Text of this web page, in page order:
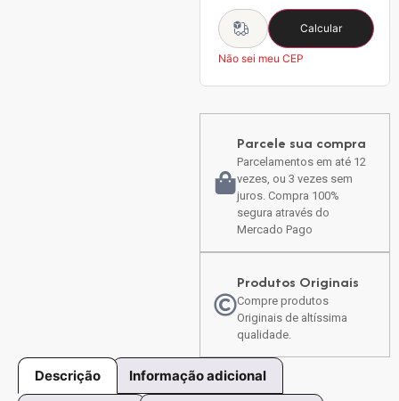
Calcular
Não sei meu CEP
Parcele sua compra
Parcelamentos em até 12
vezes, ou 3 vezes sem
juros. Compra 100%
segura através do
Mercado Pago
Produtos Originais
Compre produtos
Originais de altíssima
qualidade.
Descrição Informação adicional